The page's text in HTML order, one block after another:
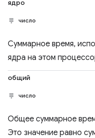
ядро
число
Суммарное время,
ядра на этом
общий
число
Общее суммарное
Это значение равно